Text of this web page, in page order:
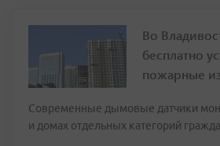
Во
бесплатно
пожарные
Современные дымовые датчики
и домах отдельных категорий